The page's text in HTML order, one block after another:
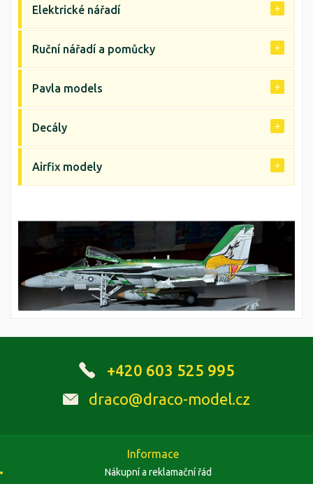
Elektrické nářadí
Ruční nářadí a pomůcky
Pavla models
Decály
Airfix modely
+420 603 525 995
draco@draco-model.cz
Informace
Nákupní a reklamační řád